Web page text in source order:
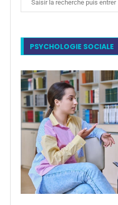
PSYCHOLOGIE SOCIALE